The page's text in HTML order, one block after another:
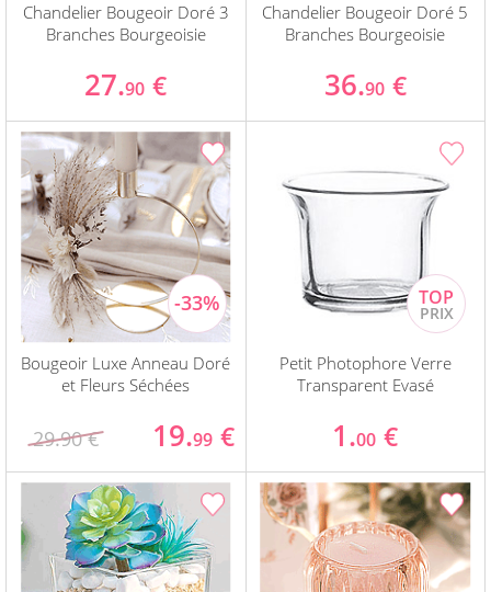
Chandelier Bougeoir Doré 3
Branches Bourgeoisie
27.90 €
Chandelier Bougeoir Doré 5
Branches Bourgeoisie
36.90 €
Bougeoir Luxe Anneau Doré
et Fleurs Séchées
29.90 € 19.99 €
Petit Photophore Verre
Transparent Evasé
1.00 €